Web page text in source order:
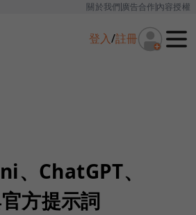
關於我們廣告合作內容授權
登入/註冊
ChatGPT、
方提示詞